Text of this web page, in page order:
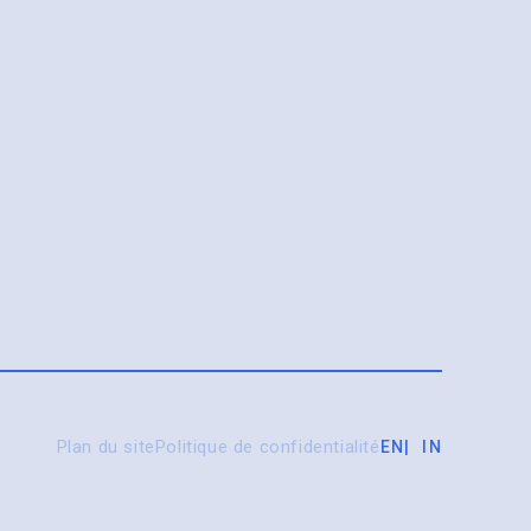
Plan du sitePolitique de confidentialitéEN IN